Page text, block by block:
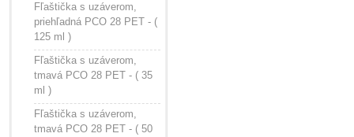
Fľaštička s uzáverom,
priehľadná PCO 28 PET - (
125 ml )
Fľaštička s uzáverom,
tmavá PCO 28 PET - ( 35
ml )
Fľaštička s uzáverom,
tmavá PCO 28 PET - ( 50